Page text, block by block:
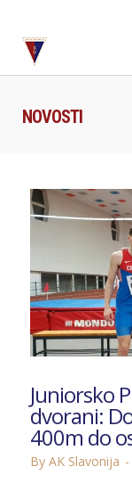
NOVOSTI
Juniorsko
dvorani:
400m do
By AK Slavonija